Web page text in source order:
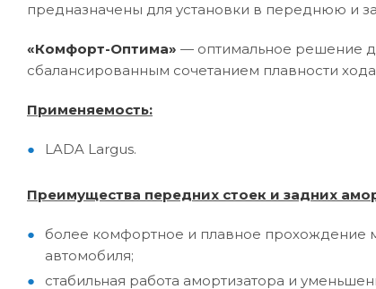
предназначены для установки в переднюю и
«Комфорт-Оптима» — оптимальное решение
сбалансированным сочетанием плавности
Применяемость:
LADA Largus.
Преимущества передних стоек и задних
более комфортное и плавное прохождение
автомобиля;
стабильная работа амортизатора и